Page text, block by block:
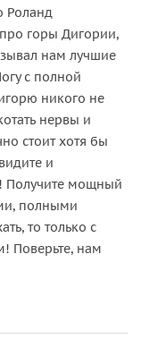
Роланд
горы Дигории,
нам лучшие
с полной
никого не
нервы и
стоит хотя бы
и
Получите мощный
полными
то только с
Поверьте, нам